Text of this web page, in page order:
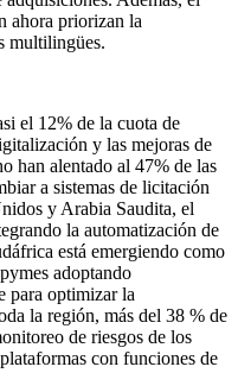
ahora priorizan la
multilingües.
el 12% de la cuota de
y las mejoras de
han alentado al 47% de las
a sistemas de licitación
y Arabia Saudita, el
la automatización de
está emergiendo como
adoptando
para optimizar la
la región, más del 38 % de
de riesgos de los
con funciones de